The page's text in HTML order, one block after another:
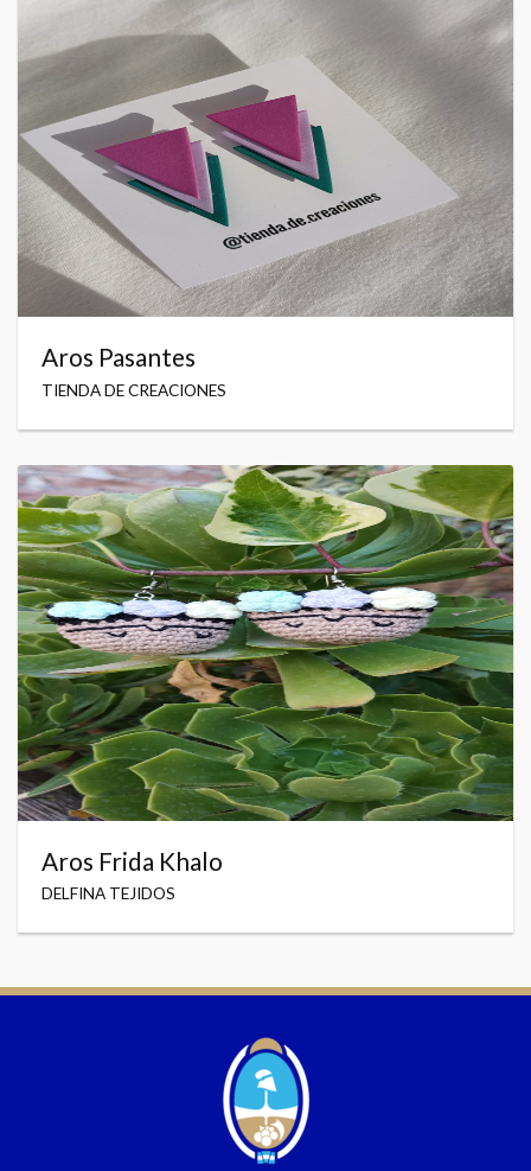
Aros Pasantes
TIENDA DE CREACIONES
Aros Frida Khalo
DELFINA TEJIDOS